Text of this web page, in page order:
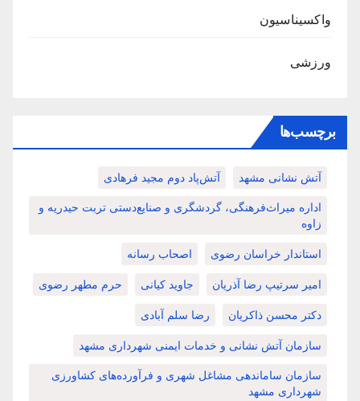
واکسیناسیون
ورزشی
برچسب‌ها
آتش نشانی مشهد آتش‌پاد دوم مجید فرهادی
اداره میراث‌فرهنگی، گردشگری و صنایع‌دستی تربت حیدریه و
زاوه
استاندار خراسان رضوی اصحاب رسانه
امیر سرتیپ رضا آذریان جاوید کیانی حرم مطهر رضوی
دکتر محسن ذاکریان رضا سلم آبادی
سازمان آتش نشانی و خدمات ایمنی شهرداری مشهد
سازمان ساماندهی مشاغل شهری و فرآورده‌های کشاورزی
شهرداری مشهد